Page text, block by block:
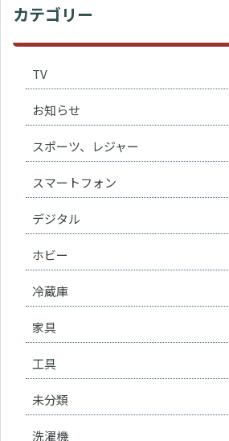
カテゴリー
TV
お知らせ
スポーツ、レジャー
スマートフォン
デジタル
ホビー
冷蔵庫
家具
工具
未分類
洗濯機